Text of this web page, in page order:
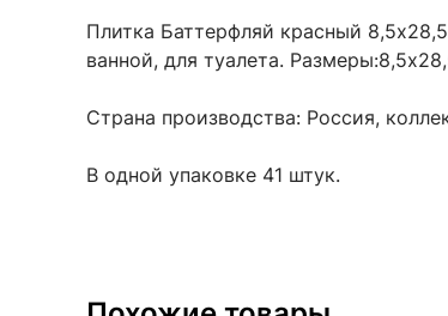
Плитка Баттерфляй красный
ванной, для туалета.
Страна производства: Россия,
В одной упаковке 41 штук.